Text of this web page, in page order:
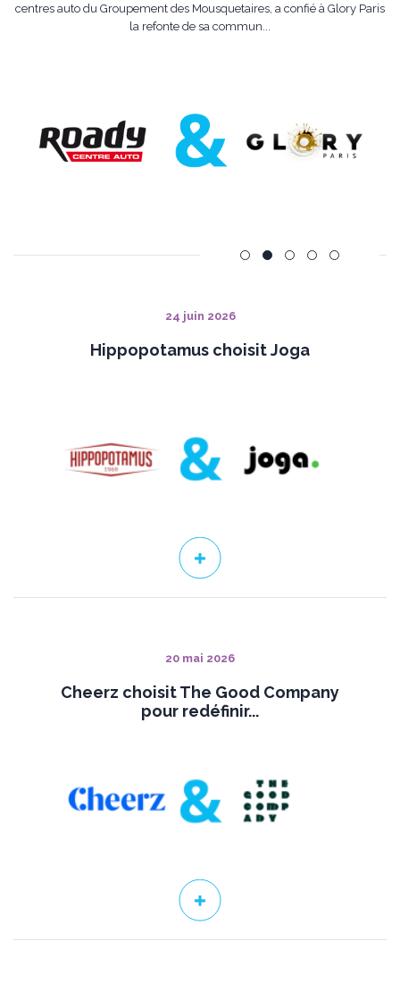
centres auto du Groupement des Mousquetaires, a confié à Glory Paris
la refonte de sa commun...
24 juin 2026
Hippopotamus choisit Joga
20 mai 2026
Cheerz choisit The Good Company
pour redéfinir...